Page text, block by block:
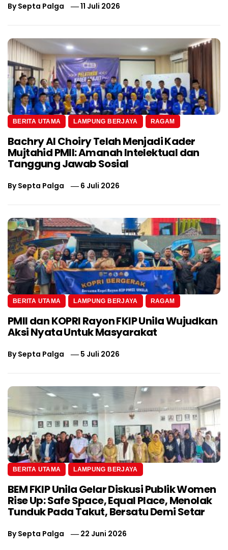
BySepta Palga 11 Juli 2026
BERITA UTAMA LAMPUNG BERJAYA RAGAM
Bachry Al Choiry Telah Menjadi Kader
Mujtahid PMII: Amanah Intelektual dan
Tanggung Jawab Sosial
BySepta Palga 6 Juli 2026
BERITA UTAMA LAMPUNG BERJAYA RAGAM
PMII dan KOPRI Rayon FKIP Unila Wujudkan
Aksi Nyata Untuk Masyarakat
BySepta Palga 5 Juli 2026
BERITA UTAMA LAMPUNG BERJAYA
BEM FKIP Unila Gelar Diskusi Publik Women
Rise Up: Safe Space, Equal Place, Menolak
Tunduk Pada Takut, Bersatu Demi Setar
BySepta Palga 22 Juni 2026